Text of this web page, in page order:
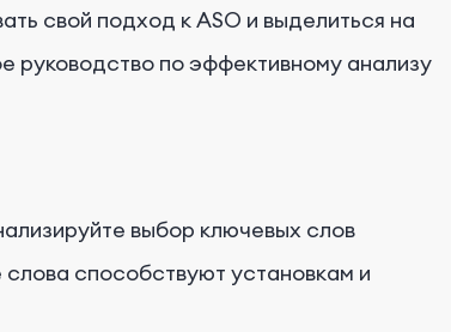
свой подход к ASO и выделиться на
руководство по эффективному анализу
выбор ключевых слов
способствуют установкам и